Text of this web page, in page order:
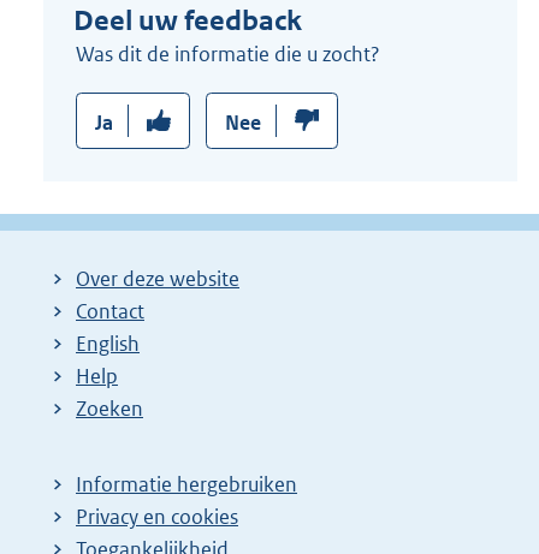
l
i
:
Deel uw feedback
Was dit de informatie die u zocht?
Ja Nee
Over deze website
Contact
English
Help
Zoeken
Informatie hergebruiken
Privacy en cookies